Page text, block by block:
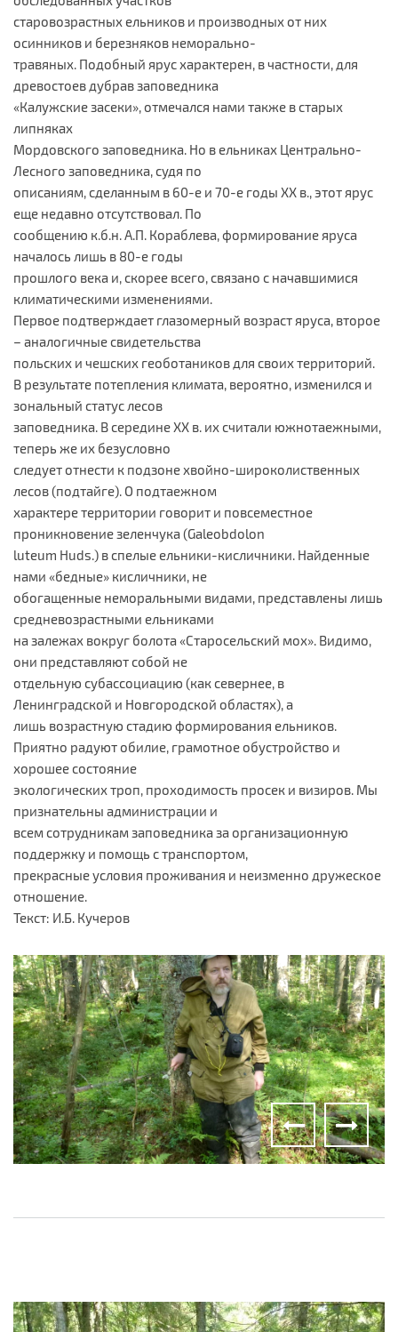
старовозрастных ельников и производных от них
осинников и березняков неморально-
травяных. Подобный ярус характерен, в частности, для
древостоев дубрав заповедника
«Калужские засеки», отмечался нами также в старых
липняках
Мордовского заповедника. Но в ельниках Центрально-
Лесного заповедника, судя по
описаниям, сделанным в 60-е и 70-е годы XX в., этот ярус
еще недавно отсутствовал. По
сообщению к.б.н. А.П. Кораблева, формирование яруса
началось лишь в 80-е годы
прошлого века и, скорее всего, связано с начавшимися
климатическими изменениями.
Первое подтверждает глазомерный возраст яруса, второе
– аналогичные свидетельства
польских и чешских геоботаников для своих территорий.
В результате потепления климата, вероятно, изменился и
зональный статус лесов
заповедника. В середине XX в. их считали южнотаежными,
теперь же их безусловно
следует отнести к подзоне хвойно-широколиственных
лесов (подтайге). О подтаежном
характере территории говорит и повсеместное
проникновение зеленчука (Galeobdolon
luteum Huds.) в спелые ельники-кисличники. Найденные
нами «бедные» кисличники, не
обогащенные неморальными видами, представлены лишь
средневозрастными ельниками
на залежах вокруг болота «Старосельский мох». Видимо,
они представляют собой не
отдельную субассоциацию (как севернее, в
Ленинградской и Новгородской областях), а
лишь возрастную стадию формирования ельников.
Приятно радуют обилие, грамотное обустройство и
хорошее состояние
экологических троп, проходимость просек и визиров. Мы
признательны администрации и
всем сотрудникам заповедника за организационную
поддержку и помощь с транспортом,
прекрасные условия проживания и неизменно дружеское
отношение.
Текст: И.Б. Кучеров